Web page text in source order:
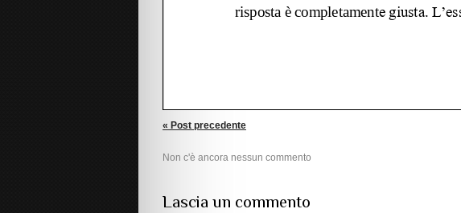
« Post precedente
Non c'è ancora nessun commento
Lascia un commento